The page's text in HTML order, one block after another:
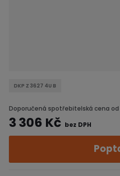
DKP Z 3627 4U B
Doporučená spotřebitelská cena od
3 306 Kč bez DPH